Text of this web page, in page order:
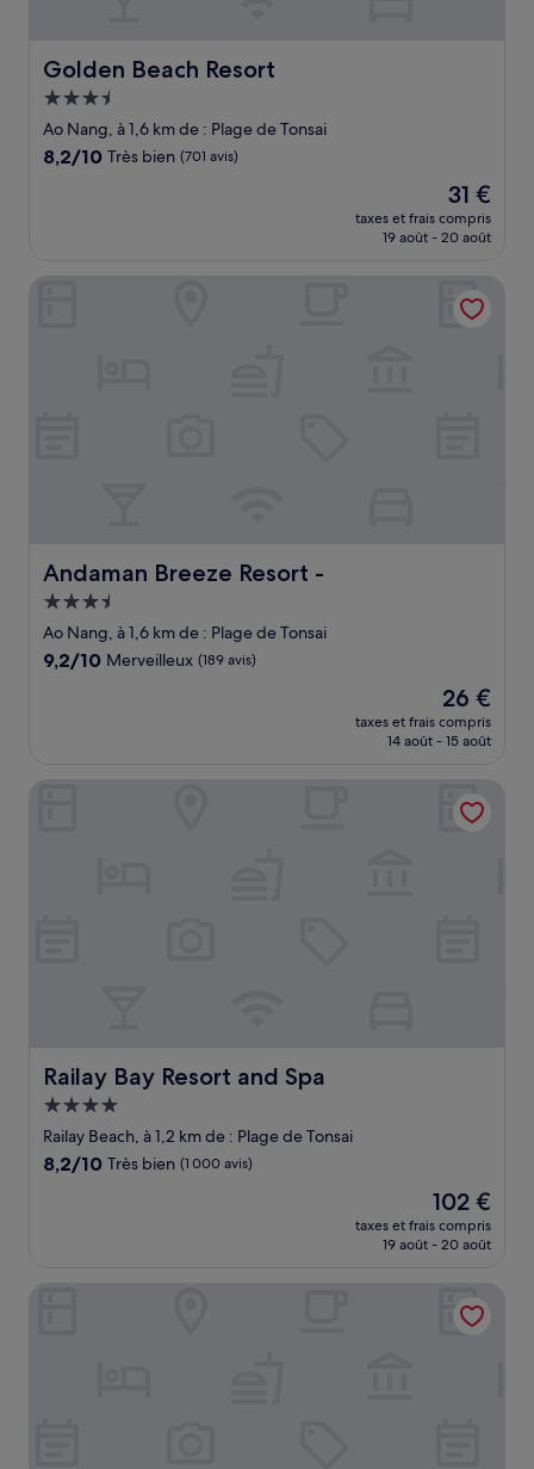
Golden Beach Resort
Golden Beach Resort
Hébergement
3.5 étoiles
Ao Nang, à 1,6 km de : Plage de Tonsai
8.2
8,2/10 Très bien (701 avis)
Le
nouveau
prix
de
31 €
31 €
taxes et frais compris
19 août - 20 août
Andaman Breeze Resort -
Andaman Breeze Resort -
Hébergement
3.5 étoiles
Ao Nang, à 1,6 km de : Plage de Tonsai
9.2
9,2/10 Merveilleux (189 avis)
Le
nouveau
prix
de
26 €
26 €
taxes et frais compris
14 août - 15 août
Railay Bay Resort and Spa
Railay Bay Resort and Spa
Hébergement
4.0 étoiles
Railay Beach, à 1,2 km de : Plage de Tonsai
8.2
8,2/10 Très bien (1 000 avis)
Le
nouveau
prix
de
102 €
102 €
taxes et frais compris
19 août - 20 août